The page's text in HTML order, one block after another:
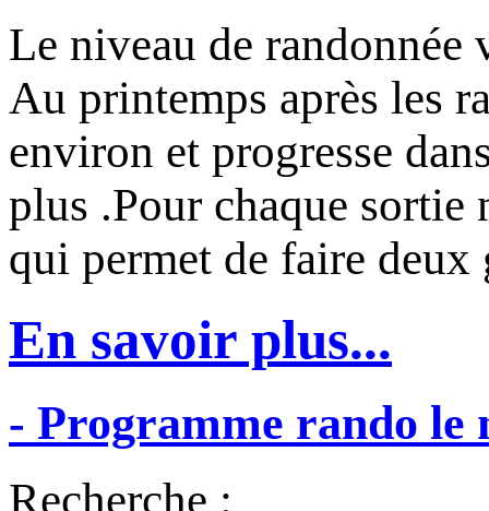
Le niveau de randonnée
Au printemps après les
environ et progresse
plus .Pour chaque sortie
qui permet de faire
En savoir plus...
- Programme rando le
Recherche :